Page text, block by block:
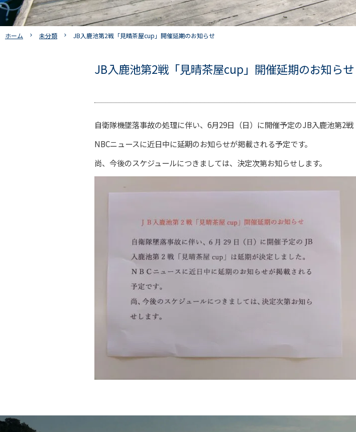
ホーム 未分類 JB入鹿池第2戦「見晴茶屋cup」開催延期のお知らせ
JB入鹿池第2戦「見晴茶屋cup」開催延期のお知らせ
自衛隊機墜落事故の処理に伴い、6月29日（日）に開催予定のJB入鹿池第2戦
NBCニュースに近日中に延期のお知らせが掲載される予定です。
尚、今後のスケジュールにつきましては、決定次第お知らせします。